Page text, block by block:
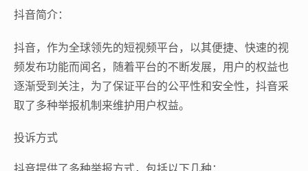
抖音简介：
抖音，作为全球领先的短视频平台，以其便捷、快速的视
频发布功能而闻名，随着平台的不断发展，用户的权益也
逐渐受到关注，为了保证平台的公平性和安全性，抖音采
取了多种举报机制来维护用户权益。
投诉方式
抖音提供了多种举报方式，包括以下几种：